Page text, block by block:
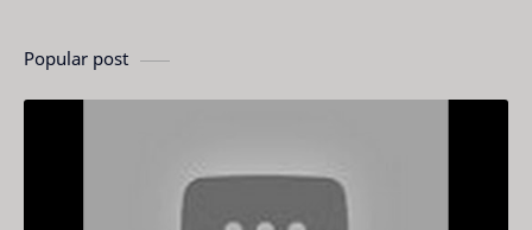
Popular post